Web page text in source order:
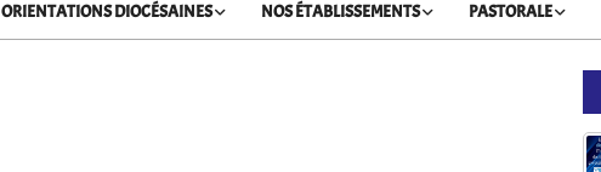
Primary
ORIENTATIONS DIOCÉSAINES NOS ÉTABLISSEMENTS PASTORALE